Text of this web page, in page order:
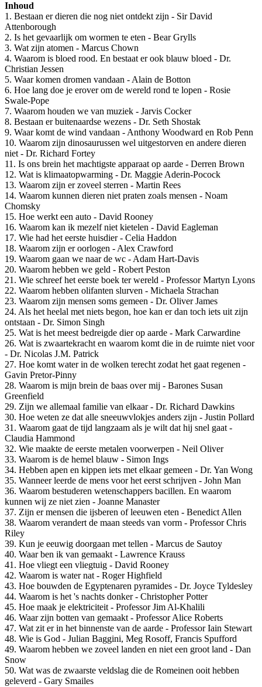
Inhoud
1. Bestaan er dieren die nog niet ontdekt zijn - Sir David
Attenborough
2. Is het gevaarlijk om wormen te eten - Bear Grylls
3. Wat zijn atomen - Marcus Chown
4. Waarom is bloed rood. En bestaat er ook blauw bloed - Dr.
Christian Jessen
5. Waar komen dromen vandaan - Alain de Botton
6. Hoe lang doe je erover om de wereld rond te lopen - Rosie
Swale-Pope
7. Waarom houden we van muziek - Jarvis Cocker
8. Bestaan er buitenaardse wezens - Dr. Seth Shostak
9. Waar komt de wind vandaan - Anthony Woodward en Rob Penn
10. Waarom zijn dinosaurussen wel uitgestorven en andere dieren
niet - Dr. Richard Fortey
11. Is ons brein het machtigste apparaat op aarde - Derren Brown
12. Wat is klimaatopwarming - Dr. Maggie Aderin-Pocock
13. Waarom zijn er zoveel sterren - Martin Rees
14. Waarom kunnen dieren niet praten zoals mensen - Noam
Chomsky
15. Hoe werkt een auto - David Rooney
16. Waarom kan ik mezelf niet kietelen - David Eagleman
17. Wie had het eerste huisdier - Celia Haddon
18. Waarom zijn er oorlogen - Alex Crawford
19. Waarom gaan we naar de wc - Adam Hart-Davis
20. Waarom hebben we geld - Robert Peston
21. Wie schreef het eerste boek ter wereld - Professor Martyn Lyons
22. Waarom hebben olifanten slurven - Michaela Strachan
23. Waarom zijn mensen soms gemeen - Dr. Oliver James
24. Als het heelal met niets begon, hoe kan er dan toch iets uit zijn
ontstaan - Dr. Simon Singh
25. Wat is het meest bedreigde dier op aarde - Mark Carwardine
26. Wat is zwaartekracht en waarom komt die in de ruimte niet voor
- Dr. Nicolas J.M. Patrick
27. Hoe komt water in de wolken terecht zodat het gaat regenen -
Gavin Pretor-Pinny
28. Waarom is mijn brein de baas over mij - Barones Susan
Greenfield
29. Zijn we allemaal familie van elkaar - Dr. Richard Dawkins
30. Hoe weten ze dat alle sneeuwvlokjes anders zijn - Justin Pollard
31. Waarom gaat de tijd langzaam als je wilt dat hij snel gaat -
Claudia Hammond
32. Wie maakte de eerste metalen voorwerpen - Neil Oliver
33. Waarom is de hemel blauw - Simon Ings
34. Hebben apen en kippen iets met elkaar gemeen - Dr. Yan Wong
35. Wanneer leerde de mens voor het eerst schrijven - John Man
36. Waarom bestuderen wetenschappers bacillen. En waarom
kunnen wij ze niet zien - Joanne Manaster
37. Zijn er mensen die ijsberen of leeuwen eten - Benedict Allen
38. Waarom verandert de maan steeds van vorm - Professor Chris
Riley
39. Kun je eeuwig doorgaan met tellen - Marcus de Sautoy
40. Waar ben ik van gemaakt - Lawrence Krauss
41. Hoe vliegt een vliegtuig - David Rooney
42. Waarom is water nat - Roger Highfield
43. Hoe bouwden de Egyptenaren pyramides - Dr. Joyce Tyldesley
44. Waarom is het 's nachts donker - Christopher Potter
45. Hoe maak je elektriciteit - Professor Jim Al-Khalili
46. Waar zijn botten van gemaakt - Professor Alice Roberts
47. Wat zit er in het binnenste van de aarde - Professor Iain Stewart
48. Wie is God - Julian Baggini, Meg Rosoff, Francis Spufford
49. Waarom hebben we zoveel landen en niet een groot land - Dan
Snow
50. Wat was de zwaarste veldslag die de Romeinen ooit hebben
geleverd - Gary Smailes